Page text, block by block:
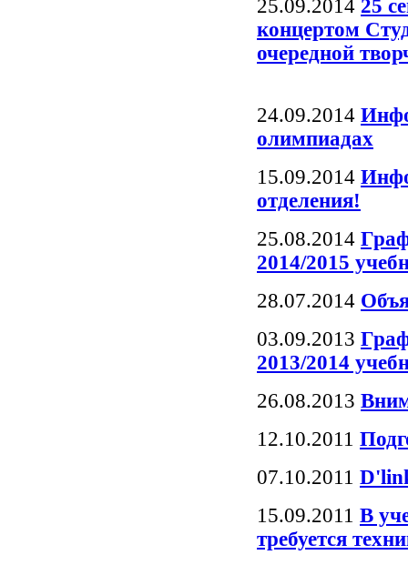
25.09.2014 25
концертом
очередной
24.09.2014
олимпиадах
15.09.2014
отделения!
25.08.2014
2014/2015
28.07.2014
03.09.2013
2013/2014
26.08.2013
12.10.2011
07.10.2011
15.09.2011 В
требуется